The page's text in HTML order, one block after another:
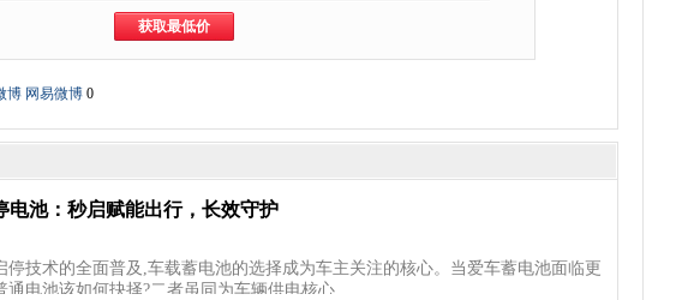
博 网易微博 0
电池：秒启赋能出行，长效守护
停技术的全面普及,车载蓄电池的选择成为车主关注的核心。当爱车蓄电池面临更
通电池该如何抉择?二者虽同为车辆供电核心…